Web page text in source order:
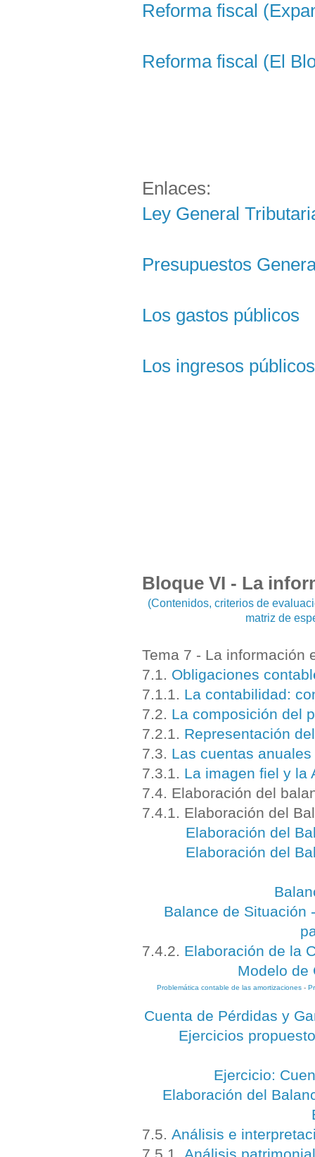
Reforma fiscal
Reforma fiscal (El
Enlaces:
Ley General
Presupuestos
Los gastos públicos
Los ingresos públicos
Bloque VI - La
(Contenidos, criterios de
matriz de
Tema 7 - La información
7.1. Obligaciones
7.1.1. La contabilidad:
7.2. La composición del
7.2.1. Representación
7.3. Las cuentas
7.3.1. La imagen fiel y la
7.4. Elaboración del
7.4.1. Elaboración del
Elaboración del
Elaboración del
Balance de Situación
7.4.2. Elaboración de la
Modelo de
Problemática contable de las amortizaciones -
Cuenta de Pérdidas y
Ejercicios
Ejercicio:
Elaboración del
7.5. Análisis e